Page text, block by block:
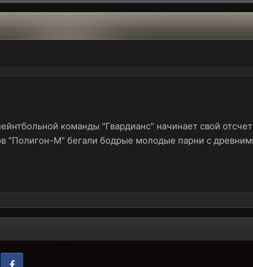
команды "Гвардианс" начинает свой
"Полигон-М" бегали бодрые молодые парни с
Youtube